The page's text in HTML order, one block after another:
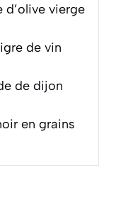
d’olive vierge
de vin
de dijon
en grains